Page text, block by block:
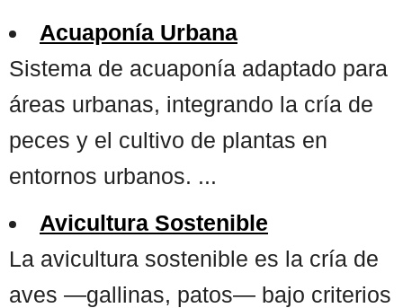
Acuaponía Urbana
Sistema de acuaponía adaptado para
áreas urbanas, integrando la cría de
peces y el cultivo de plantas en
entornos urbanos. ...
Avicultura Sostenible
La avicultura sostenible es la cría de
aves —gallinas, patos— bajo criterios